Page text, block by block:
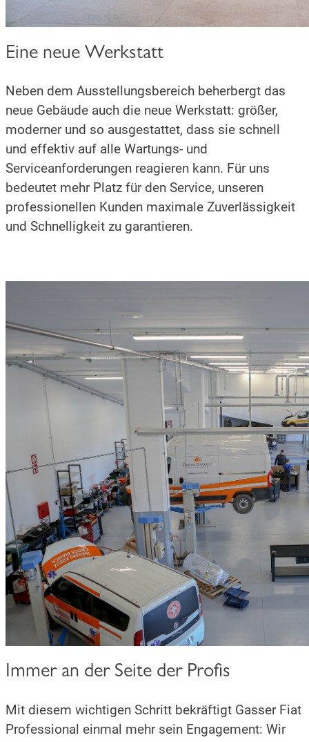
Eine neue Werkstatt
Neben dem Ausstellungsbereich beherbergt das
neue Gebäude auch die neue Werkstatt: größer,
moderner und so ausgestattet, dass sie schnell
und effektiv auf alle Wartungs- und
Serviceanforderungen reagieren kann. Für uns
bedeutet mehr Platz für den Service, unseren
professionellen Kunden maximale Zuverlässigkeit
und Schnelligkeit zu garantieren.
Immer an der Seite der Profis
Mit diesem wichtigen Schritt bekräftigt Gasser Fiat
Professional einmal mehr sein Engagement: Wir